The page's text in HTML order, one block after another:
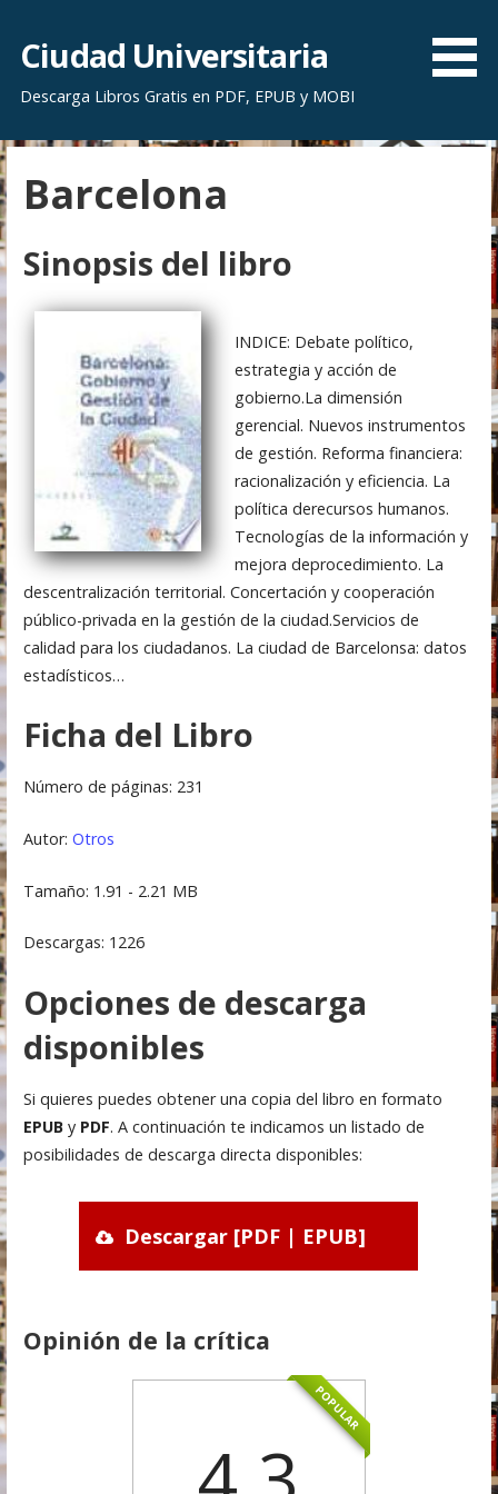
r
a
l
c
o
n
e
n
i
d
o
Ciudad Universitaria
Descarga Libros Gratis en PDF, EPUB y MOBI
Barcelona
Sinopsis del libro
INDICE: Debate político,
estrategia y acción de
gobierno.La dimensión
gerencial. Nuevos instrumentos
de gestión. Reforma financiera:
racionalización y eficiencia. La
política derecursos humanos.
Tecnologías de la información y
mejora deprocedimiento. La
descentralización territorial. Concertación y cooperación
público-privada en la gestión de la ciudad.Servicios de
calidad para los ciudadanos. La ciudad de Barcelonsa: datos
estadísticos…
Ficha del Libro
Número de páginas: 231
Autor: Otros
Tamaño: 1.91 - 2.21 MB
Descargas: 1226
Opciones de descarga
disponibles
Si quieres puedes obtener una copia del libro en formato
EPUBy PDF. A continuación te indicamos un listado de
posibilidades de descarga directa disponibles:
Descargar [PDF | EPUB]
Opinión de la crítica
POPULAR